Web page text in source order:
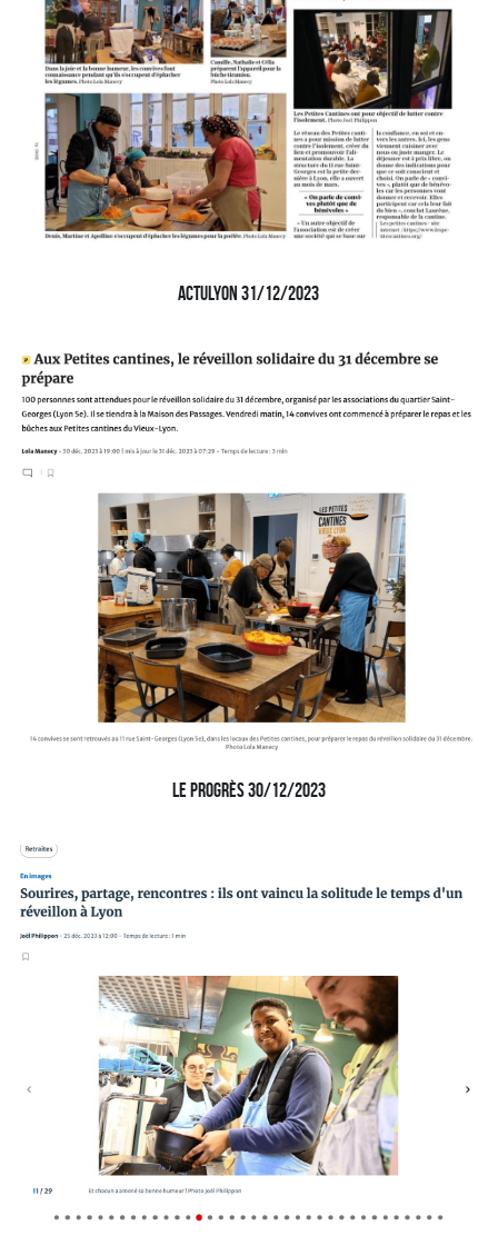
actulyon 31/12/2023
le progrès 30/12/2023